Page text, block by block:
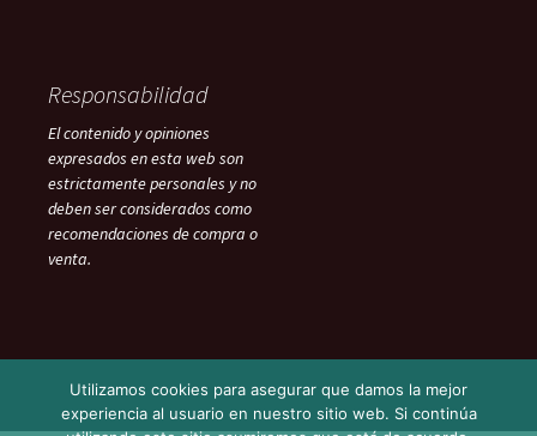
Responsabilidad
El contenido y opiniones
expresados en esta web son
estrictamente personales y no
deben ser considerados como
recomendaciones de compra o
venta.
Utilizamos cookies para asegurar que damos la mejor
experiencia al usuario en nuestro sitio web. Si continúa